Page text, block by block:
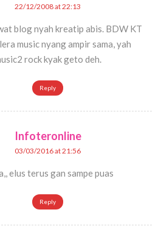
22/12/2008 at 22:13
blog nyah kreatip abis. BDW KT
music nyang ampir sama, yah
rock kyak geto deh.
Reply
Infoteronline
03/03/2016 at 21:56
elus terus gan sampe puas
Reply